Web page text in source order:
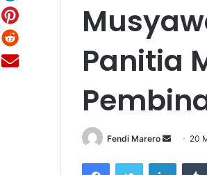
Panitia
Fendi Marero
Send20
FacebookTwitter